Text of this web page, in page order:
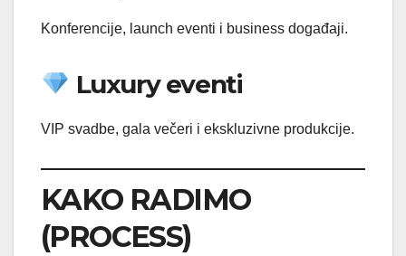
Konferencije, launch eventi i business događaji.
Luxury eventi
VIP svadbe, gala večeri i ekskluzivne produkcije.
KAKO RADIMO
(PROCESS)